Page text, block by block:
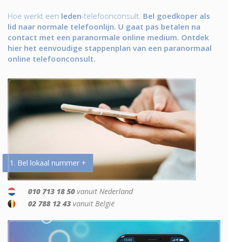
Hoe werkt een leden-telefoonconsult. Bel goedkoper als
lid naar normale telefoonlijn. U gaat pas betalen na
contact met een paranormale online medium. Ontdek
hier het eenvoudige stappenplan van een paranormaal
online telefoonconsult.
1. Bel lokaal nummer +
010 713 18 50 vanuit Nederland
02 788 12 43 vanuit België